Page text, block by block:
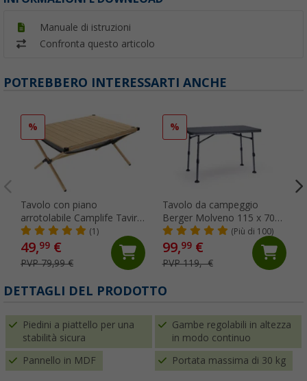
Manuale di istruzioni
Confronta questo articolo
POTREBBERO INTERESSARTI ANCHE
%
Tavolo con piano
arrotolabile Camplife Tavira
in alluminio effetto bambù
89 x 70 cm
(1)
49,99 €
PVP 79,99 €
%
Tavolo da campeggio
Berger Molveno 115 x 70
cm
(Più di 100)
99,99€
PVP 119,- €
DETTAGLI DEL PRODOTTO
Piedini a piattello per una
stabilità sicura
Gambe regolabili in altezza
in modo continuo
Pannello in MDF Portata massima di 30 kg